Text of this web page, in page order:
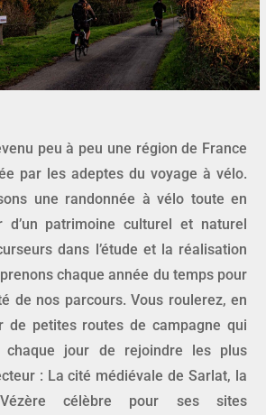
peu à peu une région de France
par les adeptes du voyage à vélo.
une randonnée à vélo toute en
patrimoine culturel et naturel
dans l’étude et la réalisation
chaque année du temps pour
de nos parcours. Vous roulerez, en
de petites routes de campagne qui
chaque jour de rejoindre les plus
: La cité médiévale de Sarlat, la
célèbre pour ses sites